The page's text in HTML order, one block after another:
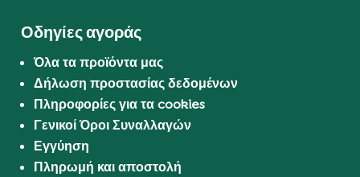
Οδηγίες αγοράς
Όλα τα προϊόντα μας
Δήλωση προστασίας δεδομένων
Πληροφορίες για τα cookies
Γενικοί Όροι Συναλλαγών
Εγγύηση
Πληρωμή και αποστολή